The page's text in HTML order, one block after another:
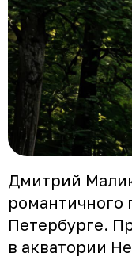
Дмитрий
романтичного
Петербурге.
в акватории